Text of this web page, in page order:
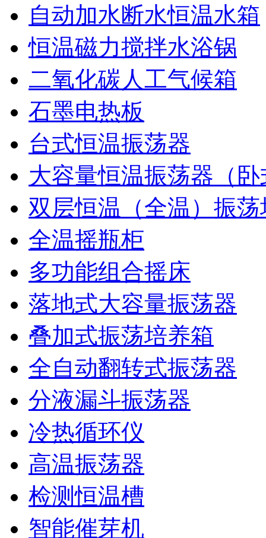
自动加水断水恒温水箱
恒温磁力搅拌水浴锅
二氧化碳人工气候箱
石墨电热板
台式恒温振荡器
大容量恒温振荡器（卧
双层恒温（全温）振
全温摇瓶柜
多功能组合摇床
落地式大容量振荡器
叠加式振荡培养箱
全自动翻转式振荡器
分液漏斗振荡器
冷热循环仪
高温振荡器
检测恒温槽
智能催芽机